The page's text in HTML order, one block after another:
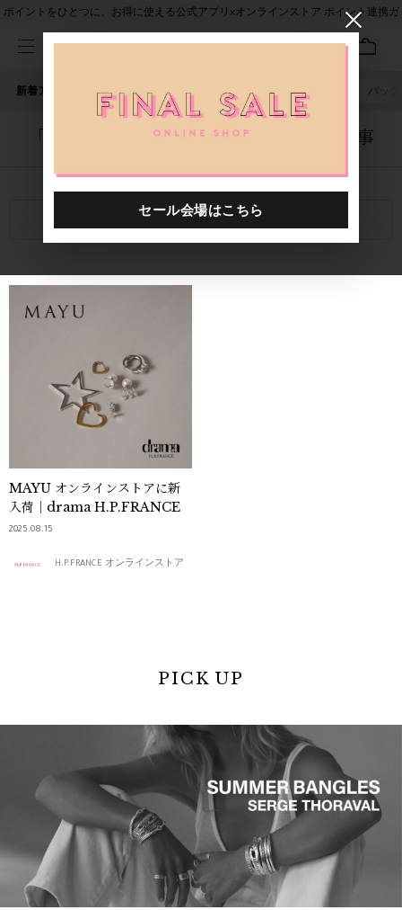
ポイントをひとつに。お得に使える公式アプリ×オンラインストア ポイント連携ガ
新着アイテム 人気ワード セール 40th限定 バッグ
「5055501.8882416.0026」に関する記事
関連キーワード
MAYU オンラインストアに新
入荷｜drama H.P.FRANCE
2025.08.15
H.P.FRANCE オンラインストア
PICK UP